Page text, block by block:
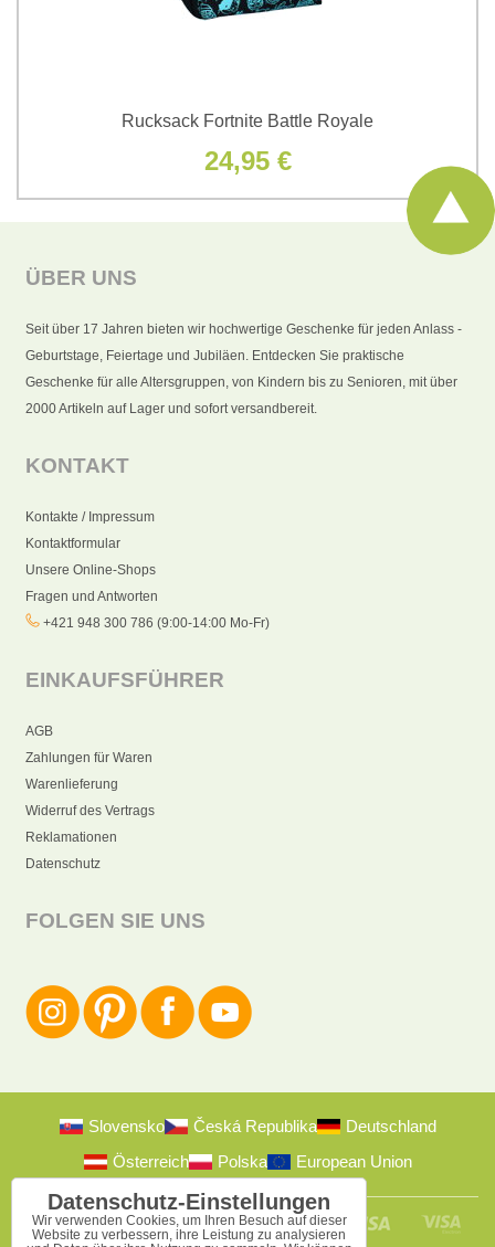
Rucksack Fortnite Battle Royale
24,95 €
ÜBER UNS
Seit über 17 Jahren bieten wir hochwertige Geschenke für jeden Anlass -
Geburtstage, Feiertage und Jubiläen. Entdecken Sie praktische
Geschenke für alle Altersgruppen, von Kindern bis zu Senioren, mit über
2000 Artikeln auf Lager und sofort versandbereit.
KONTAKT
Kontakte / Impressum
Kontaktformular
Unsere Online-Shops
Fragen und Antworten
+421 948 300 786 (9:00-14:00 Mo-Fr)
EINKAUFSFÜHRER
AGB
Zahlungen für Waren
Warenlieferung
Widerruf des Vertrags
Reklamationen
Datenschutz
FOLGEN SIE UNS
Slovensko Česká Republika
Deutschland
Österreich
Polska European Union
Datenschutz-Einstellungen
Wir verwenden Cookies, um Ihren Besuch auf dieser
Website zu verbessern, ihre Leistung zu analysieren